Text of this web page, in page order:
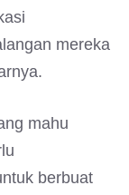
mereka
mahu
berbuat